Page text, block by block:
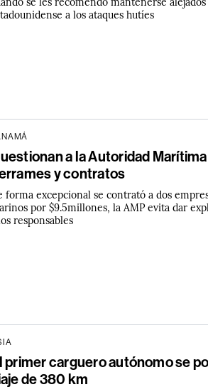
a los ataques hutíes
a la Autoridad
y contratos
forma excepcional se contrató a dos
por $9.5millones, la AMP evita dar
responsables
primer carguero autónomo se
de 380 km